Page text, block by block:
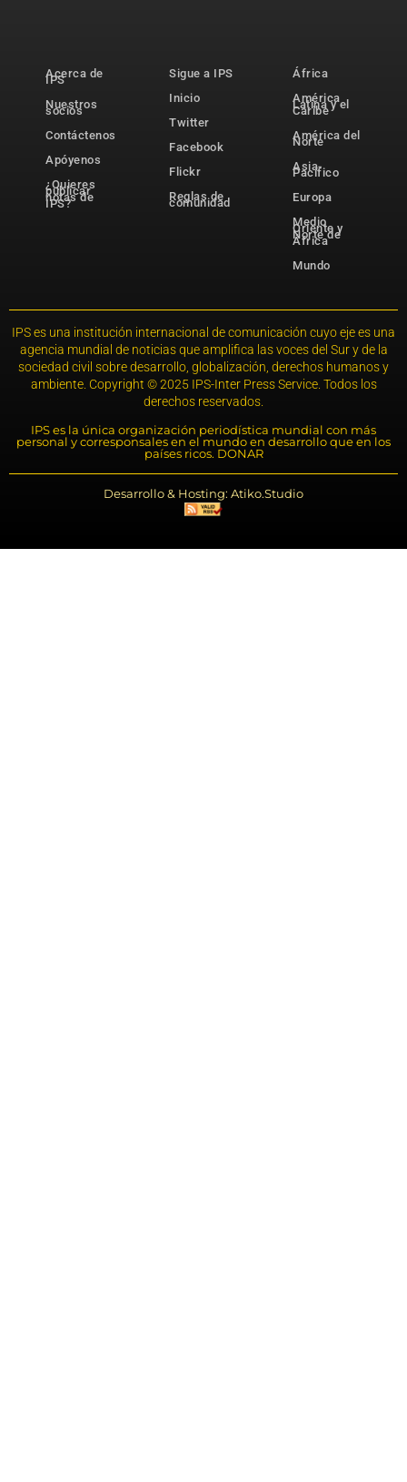
Acerca de
IPS
Nuestros
socios
Contáctenos
Apóyenos
¿Quieres
publicar
notas de
IPS?
Sigue a IPS
Inicio
Twitter
Facebook
Flickr
Reglas de
comunidad
África
América
Latina y el
Caribe
América del
Norte
Asia-
Pacífico
Europa
Medio
Oriente y
Norte de
África
Mundo
IPS es una institución internacional de comunicación cuyo eje es una
agencia mundial de noticias que amplifica las voces del Sur y de la
sociedad civil sobre desarrollo, globalización, derechos humanos y
ambiente. Copyright © 2025 IPS-Inter Press Service. Todos los
derechos reservados.
IPS es la única organización periodística mundial con más
personal y corresponsales en el mundo en desarrollo que en los
países ricos. DONAR
Desarrollo & Hosting: Atiko.Studio